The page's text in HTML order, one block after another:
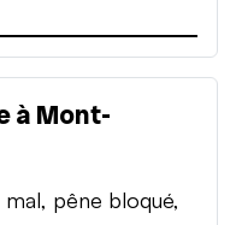
à Mont-
pêne bloqué,